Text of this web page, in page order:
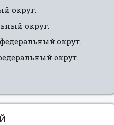
округ.
округ.
округ.
округ.